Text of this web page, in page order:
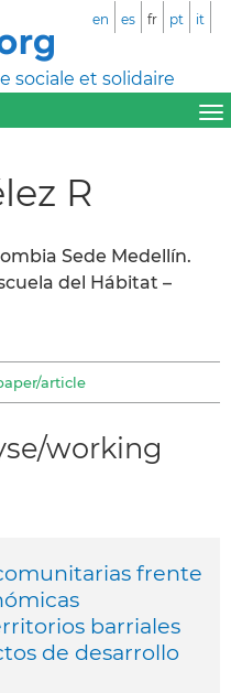
sociale et solidaire
en es fr pt it
R
Sede Medellín.
del Hábitat –
article
working
frente
barriales
de desarrollo